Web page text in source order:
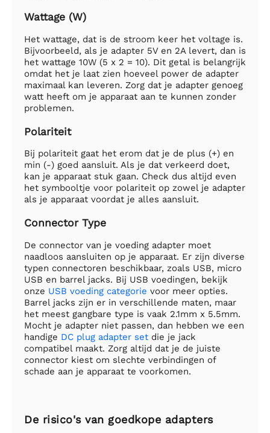
Wattage (W)
Het wattage, dat is de stroom keer het voltage is.
Bijvoorbeeld, als je adapter 5V en 2A levert, dan is
het wattage 10W (5 x 2 = 10). Dit getal is belangrijk
omdat het je laat zien hoeveel power de adapter
maximaal kan leveren. Zorg dat je adapter genoeg
watt heeft om je apparaat aan te kunnen zonder
problemen.
Polariteit
Bij polariteit gaat het erom dat je de plus (+) en
min (-) goed aansluit. Als je dat verkeerd doet,
kan je apparaat stuk gaan. Check dus altijd even
het symbooltje voor polariteit op zowel je adapter
als je apparaat voordat je alles aansluit.
Connector Type
De connector van je voeding adapter moet
naadloos aansluiten op je apparaat. Er zijn diverse
typen connectoren beschikbaar, zoals USB, micro
USB en barrel jacks. Bij USB voedingen, bekijk
onze USB voeding categorie voor meer opties.
Barrel jacks zijn er in verschillende maten, maar
het meest gangbare type is vaak 2.1mm x 5.5mm.
Mocht je adapter niet passen, dan hebben we een
handige DC plug adapter set die je jack
compatibel maakt. Zorg altijd dat je de juiste
connector kiest om slechte verbindingen of
schade aan je apparaat te voorkomen.
De risico's van goedkope adapters